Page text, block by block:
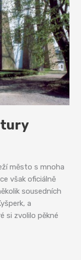
město s mnoha
však oficiálně
sousedních
a
si zvolilo pěkné